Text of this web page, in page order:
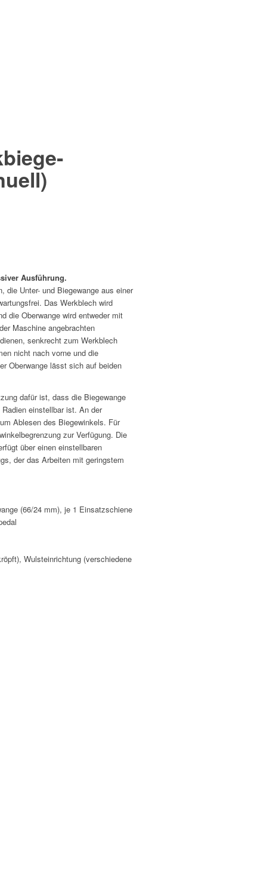
Ausführung.
die Unter- und Biegewange aus einer
Das Werkblech wird
die Oberwange wird entweder mit
Maschine angebrachten
senkrecht zum Werkblech
nicht nach vorne und die
Oberwange lässt sich auf beiden
dafür ist, dass die Biegewange
einstellbar ist. An der
Ablesen des Biegewinkels. Für
zur Verfügung. Die
über einen einstellbaren
der das Arbeiten mit geringstem
(66/24 mm), je 1 Einsatzschiene
Wulsteinrichtung (verschiedene